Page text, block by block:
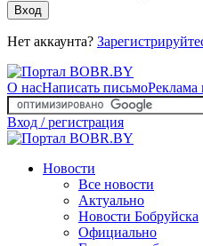
Вход
Нет аккаунта?
О насНаписать письмоРеклама
Вход / регистрация
Новости
Все новости
Актуально
Новости Бобруйска
Официально